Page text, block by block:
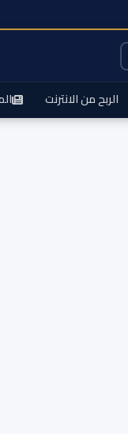
الربح من الانترنت